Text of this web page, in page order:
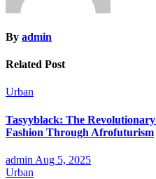
By admin
Related Post
Urban
Tasyyblack: The
Fashion Through Afrofuturism
admin Aug 5, 2025
Urban